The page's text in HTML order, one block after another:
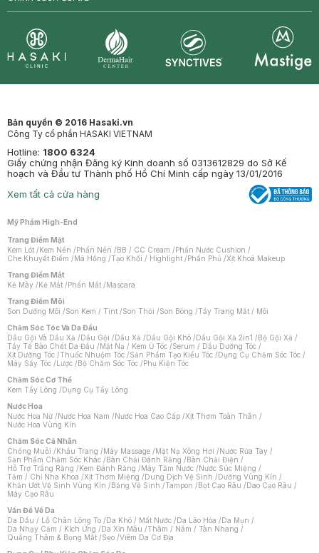
Bản quyền © 2016 Hasaki.vn
Công Ty cổ phần HASAKI VIETNAM
Hotline: 1800 6324
Giấy chứng nhận Đăng ký Kinh doanh số 0313612829 do Sở Kế
hoạch và Đầu tư Thành phố Hồ Chí Minh cấp ngày 13/01/2016
Xem tất cả cửa hàng
Mỹ Phẩm High-End
Trang Điểm Mặt
Kem Lót / Kem Nền / Phấn Nền / BB / CC Cream / Phấn Nước Cushion /
Che Khuyết Điểm / Má Hồng /Tạo Khối / Highlight / Phấn Phủ /Xịt Khoá Makeup
Trang Điểm Mắt
Kẻ Mày / Kẻ Mắt / Phấn Mắt / Mascara
Trang Điểm Môi
Son Dưỡng Môi /Son Kem / Tint /Son Thỏi /Son Bóng /Tẩy Trang Mắt / Môi
Chăm Sóc Tóc Và Da Đầu
Dầu Gội Và Dầu Xả / Dầu Gội / Dầu Xả / Dầu Gội Khô / Dầu Gội Xả 2in1 / Bộ Gội Xả /
Tẩy Tế Bào Chết Da Đầu / Mặt Nạ / Kem Ủ Tóc /Serum / Dầu Dưỡng Tóc /
Xịt Dưỡng Tóc /Thuốc Nhuộm Tóc /Sản Phẩm Tạo Kiểu Tóc / Dụng Cụ Chăm Sóc Tóc /
Máy Sấy Tóc / Lược / Bộ Chăm Sóc Tóc / Phụ Kiện Tóc
Chăm Sóc Cơ Thể
Kem Tẩy Lông / Dụng Cụ Tẩy Lông
Nước Hoa
Nước Hoa Nữ / Nước Hoa Nam / Nước Hoa Cao Cấp /Xịt Thơm Toàn Thân /
Nước Hoa Vùng Kín
Chăm Sóc Cá Nhân
Chống Muỗi / Khẩu Trang / Máy Massage / Mặt Nạ Xông Hơi / Nước Rửa Tay /
Sản Phẩm Chăm Sóc Khác / Bàn Chải Đánh Răng / Bàn Chải Điện /
Hỗ Trợ Trắng Răng / Kem Đánh Răng / Máy Tăm Nước / Nước Súc Miệng /
Tăm / Chỉ Nha Khoa /Xịt Thơm Miệng / Dung Dịch Vệ Sinh / Dưỡng Vùng Kín /
Khăn Ướt Vệ Sinh Vùng Kín / Băng Vệ Sinh /Tampon / Bọt Cạo Râu / Dao Cạo Râu /
Máy Cạo Râu
Vấn Đề Về Da
Da Dầu / Lỗ Chân Lông To / Da Khô / Mất Nước / Da Lão Hóa / Da Mụn /
Da Nhạy Cảm / Kích Ứng / Da Xỉn Màu /Thâm / Nám / Tàn Nhang /
Quầng Thâm & Bọng Mắt /Sẹo /Viêm Da Cơ Địa